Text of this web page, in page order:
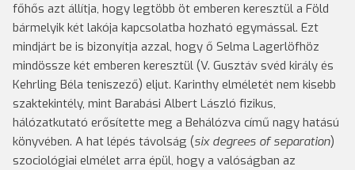
főhős azt állítja, hogy legtöbb öt emberen keresztül a Föld
bármelyik két lakója kapcsolatba hozható egymással. Ezt
mindjárt be is bizonyítja azzal, hogy ő Selma Lagerlöfhöz
mindössze két emberen keresztül (V. Gusztáv svéd király és
Kehrling Béla teniszező) eljut. Karinthy elméletét nem kisebb
szaktekintély, mint Barabási Albert László fizikus,
hálózatkutató erősítette meg a Behálózva című nagy hatású
könyvében. A hat lépés távolság (six degrees of separation)
szociológiai elmélet arra épül, hogy a valóságban az